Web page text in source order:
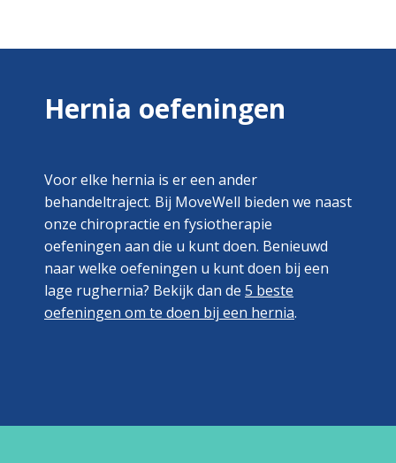
Hernia oefeningen
Voor elke hernia is er een ander
behandeltraject. Bij MoveWell bieden we naast
onze chiropractie en fysiotherapie
oefeningen aan die u kunt doen. Benieuwd
naar welke oefeningen u kunt doen bij een
lage rughernia? Bekijk dan de 5 beste
oefeningen om te doen bij een hernia.